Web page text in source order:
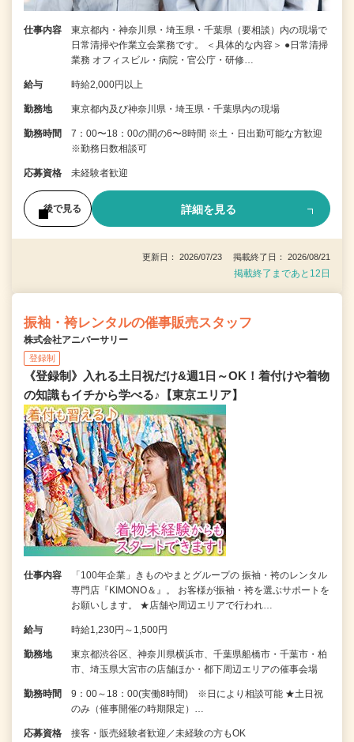
仕事内容
東京都内・神奈川県・埼玉県・千葉県（要相談）内の現場で
日常清掃や作業立会業務です。 ＜具体的な内容＞ ●日常清掃
業務 オフィスビル・病院・官公庁・研修…
給与 時給2,000円以上
勤務地 東京都内及び神奈川県・埼玉県・千葉県内の現場
勤務時間
7：00〜18：00の間の6〜8時間 ※土・日出勤可能な方歓迎
※勤務日数相談可
応募資格 未経験者歓迎
後で見る 詳細を見る
更新日： 2026/07/23 掲載終了日： 2026/08/21
掲載終了まであと12日
振袖・袴レンタルの催事販売スタッフ
株式会社アニバーサリー
登録制
《登録制》入れる土日祝だけ&週1日～OK！着付けや着物
の知識もイチから学べる♪【東京エリア】
仕事内容
「100年企業」きものやまとグループの 振袖・袴のレンタル
専門店『KIMONO＆』。 お客様が振袖・袴を選ぶサポートを
お願いします。 ★店舗や周辺エリアで行われ…
給与 時給1,230円～1,500円
勤務地
東京都渋谷区、神奈川県横浜市、千葉県船橋市・千葉市・柏
市、埼玉県大宮市の店舗ほか・都下周辺エリアの催事会場
勤務時間
9：00～18：00(実働8時間) ※日により相談可能 ★土日祝
のみ（催事開催の時期限定）…
応募資格 接客・販売経験者歓迎／未経験の方もOK